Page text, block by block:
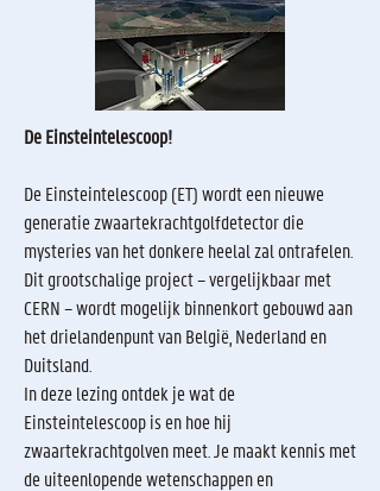
De Einsteintelescoop!
De Einsteintelescoop (ET) wordt een nieuwe
generatie zwaartekrachtgolfdetector die
mysteries van het donkere heelal zal ontrafelen.
Dit grootschalige project – vergelijkbaar met
CERN – wordt mogelijk binnenkort gebouwd aan
het drielandenpunt van België, Nederland en
Duitsland.
In deze lezing ontdek je wat de
Einsteintelescoop is en hoe hij
zwaartekrachtgolven meet. Je maakt kennis met
de uiteenlopende wetenschappen en